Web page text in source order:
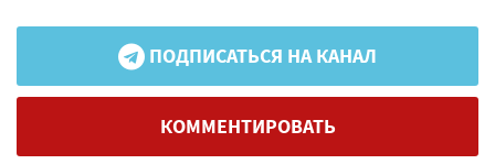
ПОДПИСАТЬСЯ НА КАНАЛ
КОММЕНТИРОВАТЬ